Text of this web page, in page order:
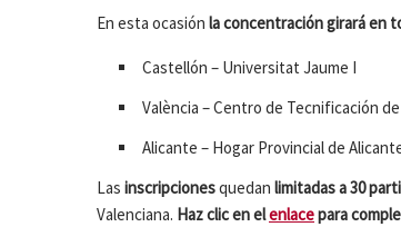
En esta ocasión la concentración girará en
Castellón – Universitat Jaume I
València – Centro de Tecnificación
Alicante – Hogar Provincial de
Las inscripcionesquedan limitadas a 30
Valenciana. Haz clic en elenlacepara